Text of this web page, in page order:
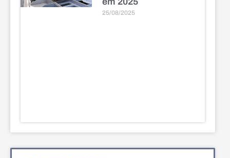
25/08/2025